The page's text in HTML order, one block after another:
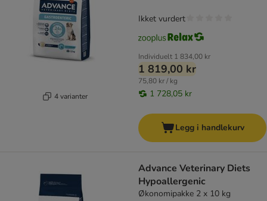
4 varianter
Individuelt 1 834,00 kr
1 819,00 kr
75,80 kr / kg
1 728,05 kr
Ikket vurdert
Legg i handlekurv
Advance Veterinary Diets
Hypoallergenic
Økonomipakke 2 x 10 kg